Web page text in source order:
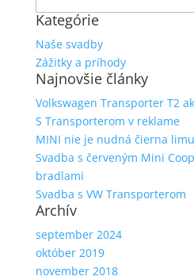
Kategórie
Naše svadby
Zážitky a príhody
Najnovšie články
Volkswagen Transporter T2
S Transporterom v reklame
MINI nie je nudná čierna
Svadba s červeným Mini
bradlami
Svadba s VW Transporterom
Archív
september 2024
október 2019
november 2018